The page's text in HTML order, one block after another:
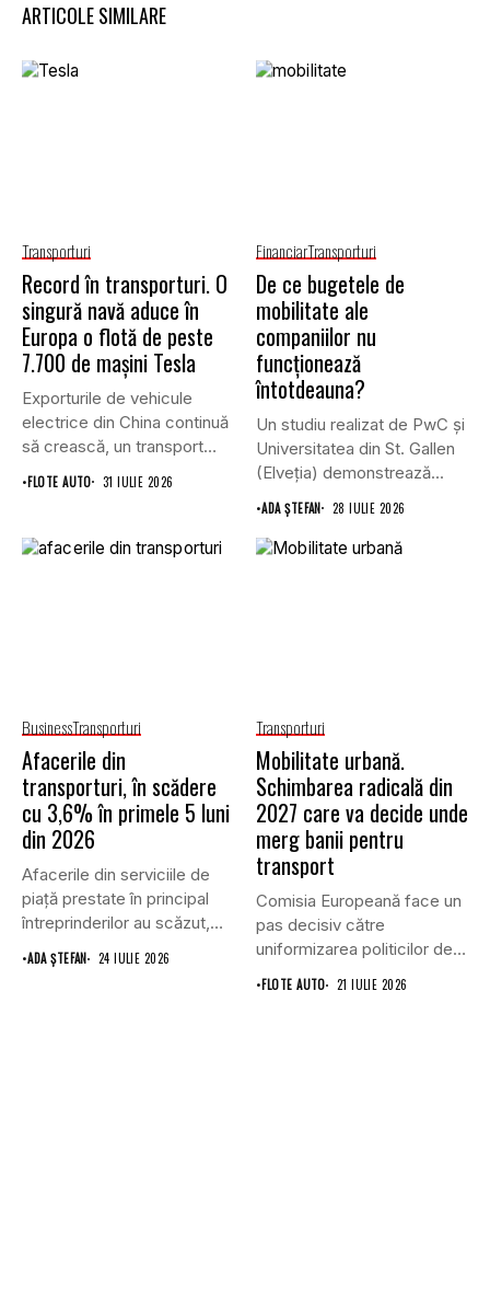
ARTICOLE SIMILARE
Transporturi
Record în transporturi. O
singură navă aduce în
Europa o flotă de peste
7.700 de mașini Tesla
Exporturile de vehicule
electrice din China continuă
să crească, un transport
record...
•FLOTE AUTO 31 IULIE 2026
FinanciarTransporturi
De ce bugetele de
mobilitate ale
companiilor nu
funcționează
întotdeauna?
Un studiu realizat de PwC și
Universitatea din St. Gallen
(Elveția) demonstrează...
•ADA ȘTEFAN 28 IULIE 2026
BusinessTransporturi
Afacerile din
transporturi, în scădere
cu 3,6% în primele 5 luni
din 2026
Afacerile din serviciile de
piaţă prestate în principal
întreprinderilor au scăzut,
în...
•ADA ȘTEFAN 24 IULIE 2026
Transporturi
Mobilitate urbană.
Schimbarea radicală din
2027 care va decide unde
merg banii pentru
transport
Comisia Europeană face un
pas decisiv către
uniformizarea politicilor de
transport prin...
•FLOTE AUTO 21 IULIE 2026